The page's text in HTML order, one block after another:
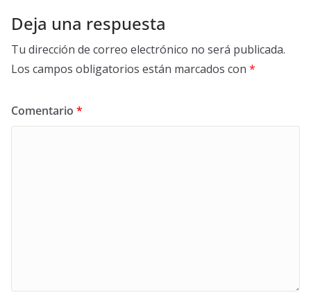
Deja una respuesta
Tu dirección de correo electrónico no será publicada.
Los campos obligatorios están marcados con *
Comentario *